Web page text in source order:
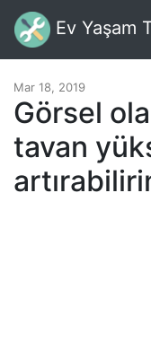
Ev Yaşam
Mar 18, 2019
Görsel
tavan